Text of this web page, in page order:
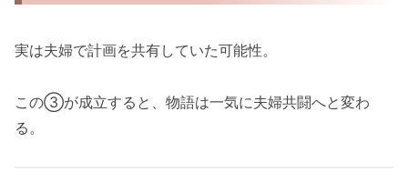
実は夫婦で計画を共有していた可能性。
この③が成立すると、物語は一気に夫婦共闘へと変わ
る。